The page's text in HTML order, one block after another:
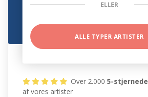
ELLER
ALLE TYPER ARTISTER
Over 2.0005-stjernede
af vores artister